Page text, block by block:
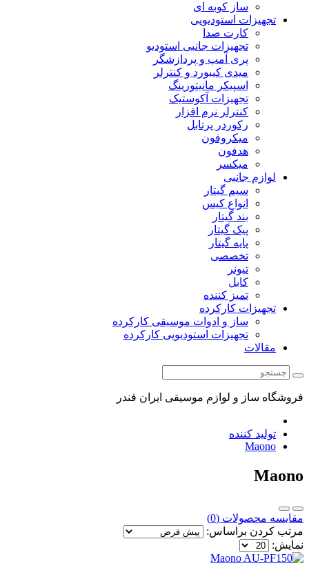
ساز کوبه ای
تجهیزات استودیویی
کارت صدا
تجهیزات جانبی استودیو
پری آمپ و پردازشگر
میدی کیبورد و کنترلر
اسپیکر مانیتورینگ
تجهیزات آکوستیک
کنترلر نرم افزار
رکوردر پرتابل
میکروفون
هدفون
میکسر
لوازم جانبی
سیم گیتار
انواع کیس
بند گیتار
پیک گیتار
پایه گیتار
تخصصی
تیونر
کابل
تمیز کننده
تجهیزات کارکرده
ساز و ادوات موسیقی کارکرده
تجهیزات استودیویی کارکرده
مقالات
فروشگاه ساز و لوازم موسیقی ایران فندر
تولید کننده
Maono
Maono
مقایسه محصولات (0)
مرتب کردن براساس:
نمایش: